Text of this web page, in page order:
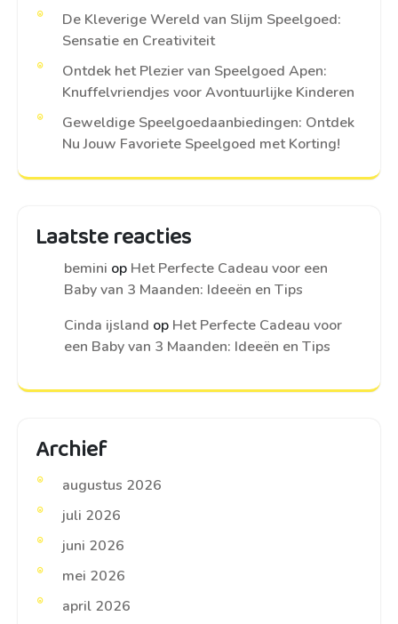
De Kleverige Wereld van Slijm Speelgoed:
Sensatie en Creativiteit
Ontdek het Plezier van Speelgoed Apen:
Knuffelvriendjes voor Avontuurlijke Kinderen
Geweldige Speelgoedaanbiedingen: Ontdek
Nu Jouw Favoriete Speelgoed met Korting!
Laatste reacties
bemini op Het Perfecte Cadeau voor een
Baby van 3 Maanden: Ideeën en Tips
Cinda ijsland op Het Perfecte Cadeau voor
een Baby van 3 Maanden: Ideeën en Tips
Archief
augustus 2026
juli 2026
juni 2026
mei 2026
april 2026